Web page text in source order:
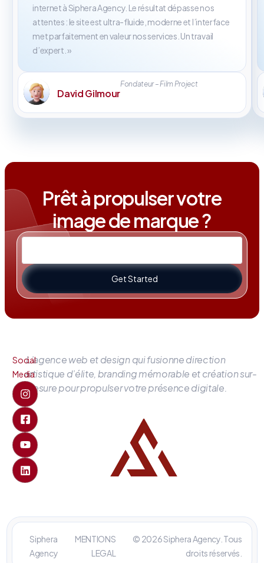
internet à Siphera Agency. Le résultat dépasse nos
attentes : le site est ultra-fluide, moderne et l’interface
met parfaitement en valeur nos services. Un travail
d’expert. »
David Gilmour
Fondateur – Film Project
Prêt à propulser votre
image de marque ?
Get Started
L’agence web et design qui fusionne direction
artistique d’élite, branding mémorable et création sur-
mesure pour propulser votre présence digitale.
Social
Media
Siphera
Agency
MENTIONS
LEGAL
© 2026 Siphera Agency. Tous
droits réservés.